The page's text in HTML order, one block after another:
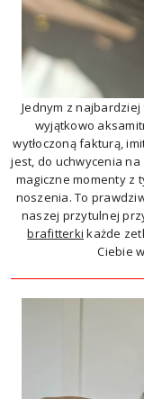
Jednym z
wyjątkowo
wytłoczoną fakturą,
jest, do uchwycenia
magiczne momenty z
noszenia. To
naszej przytulnej
brafitterki każde
Ciebie